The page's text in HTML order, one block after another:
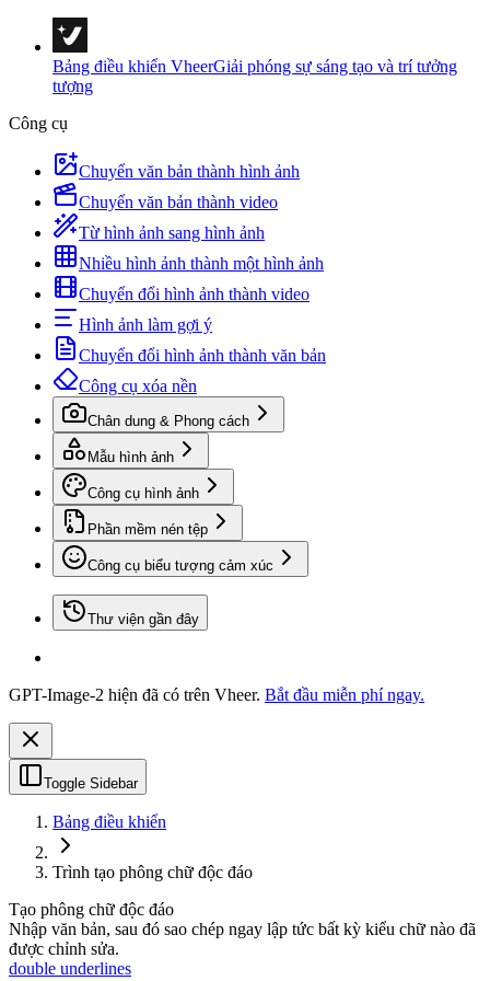
Bảng điều khiển VheerGiải phóng sự sáng tạo và trí tưởng
tượng
Công cụ
Chuyển văn bản thành hình ảnh
Chuyển văn bản thành video
Từ hình ảnh sang hình ảnh
Nhiều hình ảnh thành một hình ảnh
Chuyển đổi hình ảnh thành video
Hình ảnh làm gợi ý
Chuyển đổi hình ảnh thành văn bản
Công cụ xóa nền
Chân dung & Phong cách
Mẫu hình ảnh
Công cụ hình ảnh
Phần mềm nén tệp
Công cụ biểu tượng cảm xúc
Thư viện gần đây
GPT-Image-2 hiện đã có trên Vheer. Bắt đầu miễn phí ngay.
Toggle Sidebar
Bảng điều khiển
Trình tạo phông chữ độc đáo
Tạo phông chữ độc đáo
Nhập văn bản, sau đó sao chép ngay lập tức bất kỳ kiểu chữ nào đã
được chỉnh sửa.
double underlines